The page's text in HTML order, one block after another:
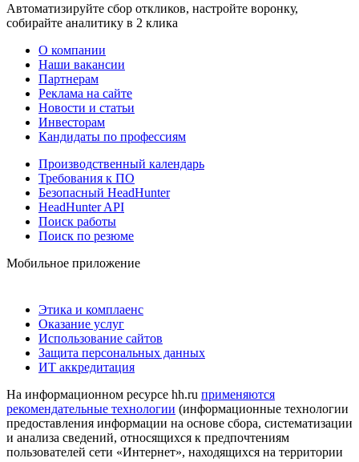
Автоматизируйте сбор откликов, настройте воронку,
собирайте аналитику в 2 клика
О компании
Наши вакансии
Партнерам
Реклама на сайте
Новости и статьи
Инвесторам
Кандидаты по профессиям
Производственный календарь
Требования к ПО
Безопасный HeadHunter
HeadHunter API
Поиск работы
Поиск по резюме
Мобильное приложение
Этика и комплаенс
Оказание услуг
Использование сайтов
Защита персональных данных
ИТ аккредитация
На информационном ресурсе hh.ru применяются
рекомендательные технологии (информационные технологии
предоставления информации на основе сбора, систематизации
и анализа сведений, относящихся к предпочтениям
пользователей сети «Интернет», находящихся на территории